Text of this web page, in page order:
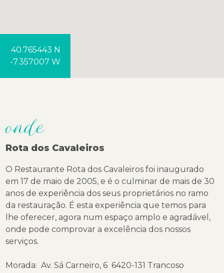
40.765443 N
-7.357007 W
onde
Rota dos Cavaleiros
O Restaurante Rota dos Cavaleiros foi inaugurado
em 17 de maio de 2005, e é o culminar de mais de 30
anos de experiência dos seus proprietários no ramo
da restauração. É esta experiência que temos para
lhe oferecer, agora num espaço amplo e agradável,
onde pode comprovar a excelência dos nossos
serviços.
Morada: Av. Sá Carneiro, 6 6420-131 Trancoso